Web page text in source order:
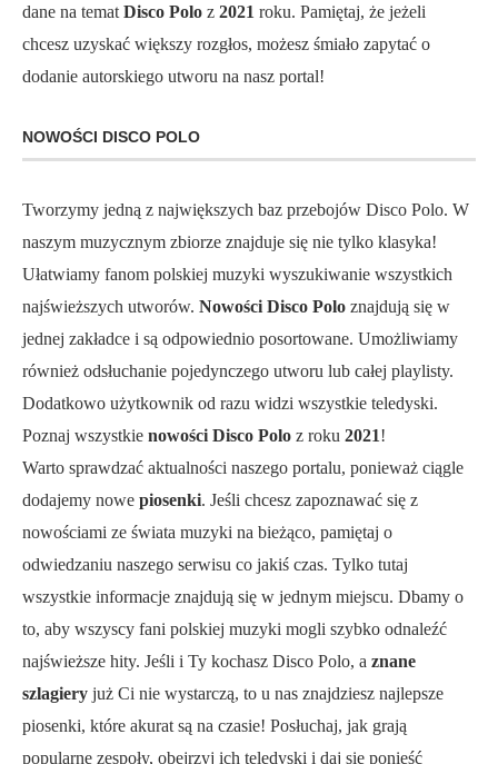
dane na tematDisco Polo z 2021 roku. Pamiętaj, że jeżeli
chcesz uzyskać większy rozgłos, możesz śmiało zapytać o
dodanie autorskiego utworu na nasz portal!
NOWOŚCI DISCO POLO
Tworzymy jedną z największych baz przebojów Disco Polo. W
naszym muzycznym zbiorze znajduje się nie tylko klasyka!
Ułatwiamy fanom polskiej muzyki wyszukiwanie wszystkich
najświeższych utworów. Nowości Disco Polo znajdują się w
jednej zakładce i są odpowiednio posortowane. Umożliwiamy
również odsłuchanie pojedynczego utworu lub całej playlisty.
Dodatkowo użytkownik od razu widzi wszystkie teledyski.
Poznaj wszystkie nowości Disco Polo z roku 2021!
Warto sprawdzać aktualności naszego portalu, ponieważ ciągle
dodajemy nowe piosenki. Jeśli chcesz zapoznawać się z
nowościami ze świata muzyki na bieżąco, pamiętaj o
odwiedzaniu naszego serwisu co jakiś czas. Tylko tutaj
wszystkie informacje znajdują się w jednym miejscu. Dbamy o
to, aby wszyscy fani polskiej muzyki mogli szybko odnaleźć
najświeższe hity. Jeśli i Ty kochasz Disco Polo, a znane
szlagiery już Ci nie wystarczą, to u nas znajdziesz najlepsze
piosenki, które akurat są na czasie! Posłuchaj, jak grają
popularne zespoły, obejrzyj ich teledyski i daj się ponieść